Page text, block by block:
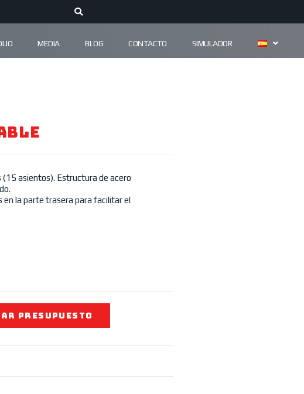
MEDIA BLOG CONTACTO SIMULADOR
(15 asientos). Estructura de acero
en la parte trasera para facilitar el
PRESUPUESTO